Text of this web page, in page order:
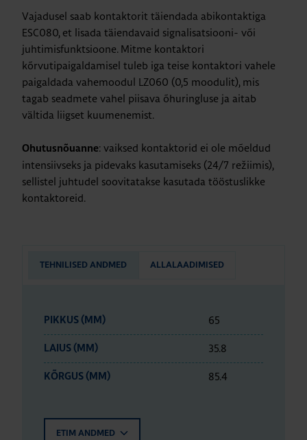
Vajadusel saab kontaktorit täiendada abikontaktiga
ESC080, et lisada täiendavaid signalisatsiooni- või
juhtimisfunktsioone. Mitme kontaktori
kõrvutipaigaldamisel tuleb iga teise kontaktori vahele
paigaldada vahemoodul LZ060 (0,5 moodulit), mis
tagab seadmete vahel piisava õhuringluse ja aitab
vältida liigset kuumenemist.
Ohutusnõuanne: vaiksed kontaktorid ei ole mõeldud
intensiivseks ja pidevaks kasutamiseks (24/7 režiimis),
sellistel juhtudel soovitatakse kasutada tööstuslikke
kontaktoreid.
TEHNILISED ANDMED ALLALAADIMISED
PIKKUS (MM) 65
LAIUS (MM) 35.8
KÕRGUS (MM) 85.4
ETIM ANDMED